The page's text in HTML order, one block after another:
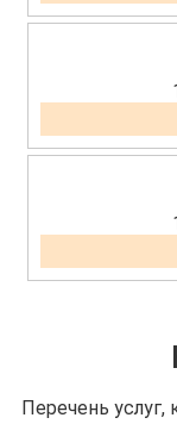
Перечень